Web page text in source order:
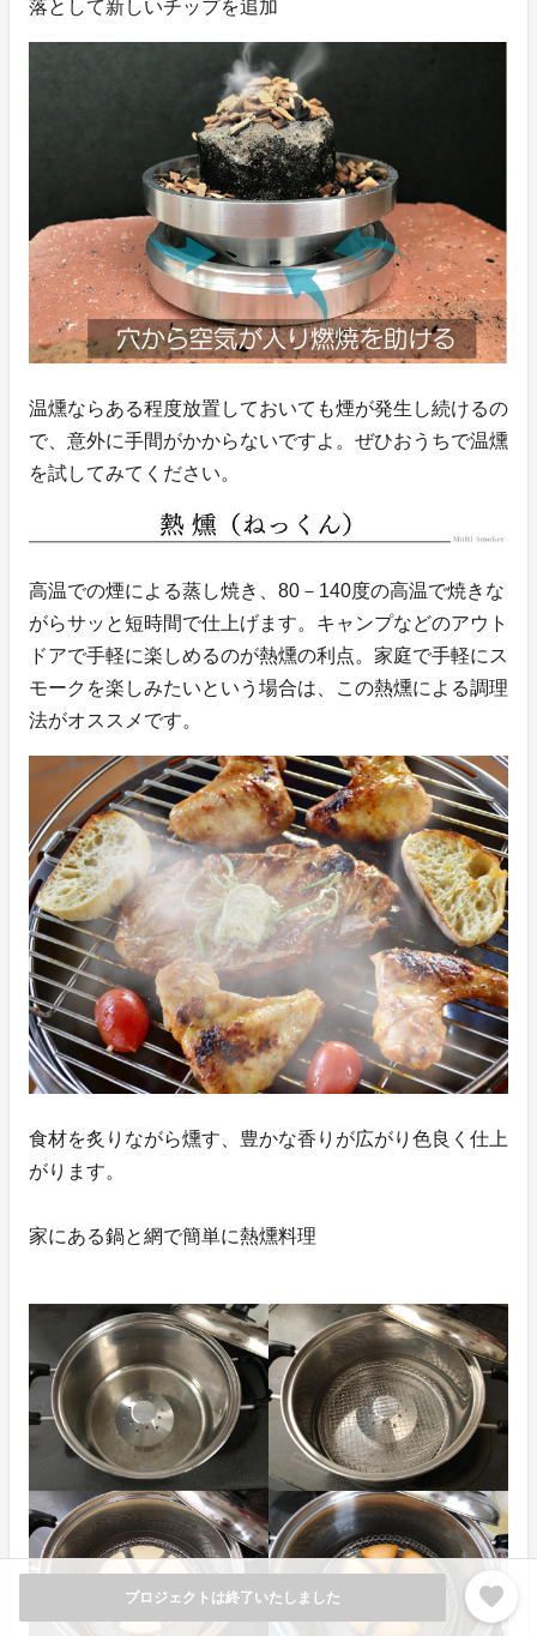
プロジェクトは終了いたしました favorite
落として新しいチップを追加
温燻ならある程度放置しておいても煙が発生し続けるの
で、意外に手間がかからないですよ。ぜひおうちで温燻
を試してみてください。
高温での煙による蒸し焼き、80－140度の高温で焼きな
がらサッと短時間で仕上げます。キャンプなどのアウト
ドアで手軽に楽しめるのが熱燻の利点。家庭で手軽にス
モークを楽しみたいという場合は、この熱燻による調理
法がオススメです。
食材を炙りながら燻す、豊かな香りが広がり色良く仕上
がります。
家にある鍋と網で簡単に熱燻料理